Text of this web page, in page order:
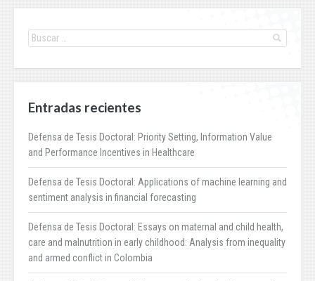
Entradas recientes
Defensa de Tesis Doctoral: Priority Setting, Information Value
and Performance Incentives in Healthcare
Defensa de Tesis Doctoral: Applications of machine learning and
sentiment analysis in financial forecasting
Defensa de Tesis Doctoral: Essays on maternal and child health,
care and malnutrition in early childhood: Analysis from inequality
and armed conflict in Colombia